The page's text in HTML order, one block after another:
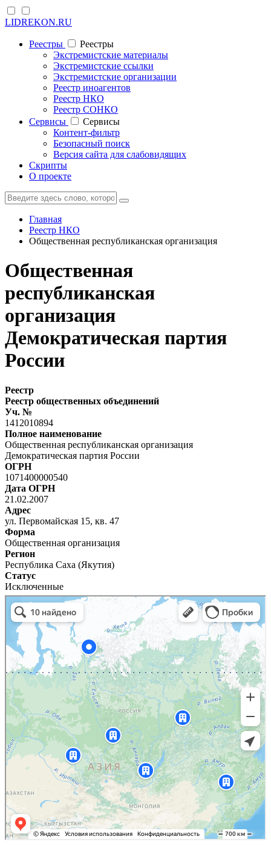
LIDREKON.RU
Реестры
Реестры
Экстремистские материалы
Экстремистские ссылки
Экстремистские организации
Реестр иноагентов
Реестр НКО
Реестр СОНКО
Cервисы
Cервисы
Контент-фильтр
Безопасный поиск
Версия сайта для слабовидящих
Скрипты
О проекте
Главная
Реестр НКО
Общественная республиканская организация
Общественная
республиканская
организация
Демократическая партия
России
Реестр
Реестр общественных объединений
Уч. №
1412010894
Полное наименование
Общественная республиканская организация
Демократическая партия России
ОГРН
1071400000540
Дата ОГРН
21.02.2007
Адрес
ул. Первомайская 15, кв. 47
Форма
Общественная организация
Регион
Республика Саха (Якутия)
Статус
Исключенные